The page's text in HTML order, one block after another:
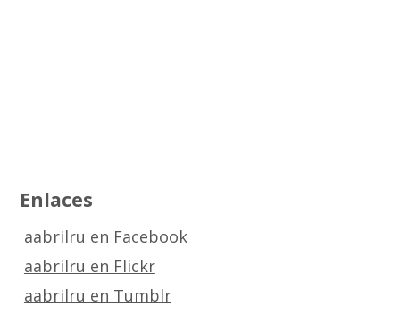
Enlaces
aabrilru en Facebook
aabrilru en Flickr
aabrilru en Tumblr